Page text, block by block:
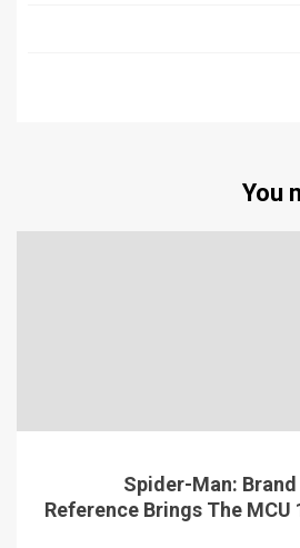
You
Spider-Man: Brand
Reference Brings The MCU